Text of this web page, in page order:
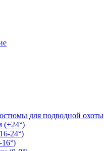
для подводной охоты
(+24°)
24°)